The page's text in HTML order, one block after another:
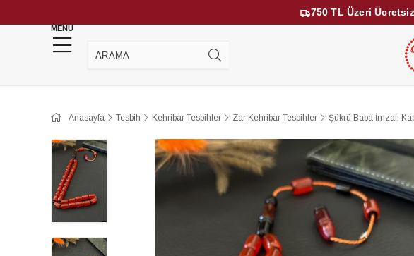
750 TL Üzeri
MENU
KEHRİBAR
Anasayfa Tesbih Kehribar Tesbihler Zar Kehribar Tesbihler Şükrü Baba İmzalı